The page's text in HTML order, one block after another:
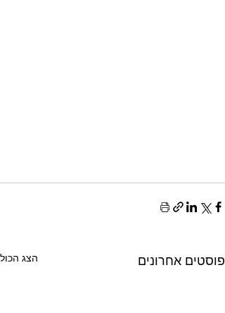
פוסטים אחרונים הצג הכול